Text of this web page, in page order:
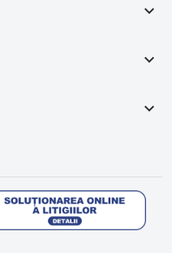
keyboard_arrow_down
keyboard_arrow_down
keyboard_arrow_down